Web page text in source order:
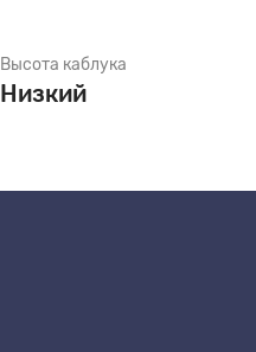
Высота каблука
Низкий